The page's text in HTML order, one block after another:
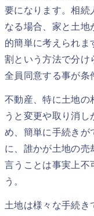
要になります。相続
なる場合、家と土地
的簡単に考えられま
割という方法で分け
全員同意する事が条
不動産、特に土地の
うと変更や取り消
め、簡単に手続きが
に、誰かが土地の売
言うことは事実上不
う。
土地は様々な手続き